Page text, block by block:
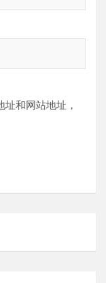
和网站地址，